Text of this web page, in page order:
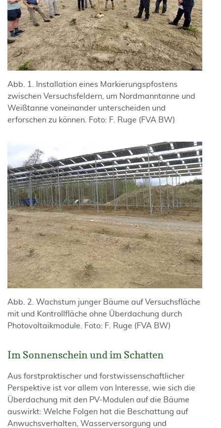
Abb. 1. Installation eines Markierungspfostens
zwischen Versuchsfeldern, um Nordmanntanne und
Weißtanne voneinander unterscheiden und
erforschen zu können. Foto: F. Ruge (FVA BW)
Abb. 2. Wachstum junger Bäume auf Versuchsfläche
mit und Kontrollfläche ohne Überdachung durch
Photovoltaikmodule. Foto: F. Ruge (FVA BW)
Im Sonnenschein und im Schatten
Aus forstpraktischer und forstwissenschaftlicher
Perspektive ist vor allem von Interesse, wie sich die
Überdachung mit den PV-Modulen auf die Bäume
auswirkt: Welche Folgen hat die Beschattung auf
Anwuchsverhalten, Wasserversorgung und